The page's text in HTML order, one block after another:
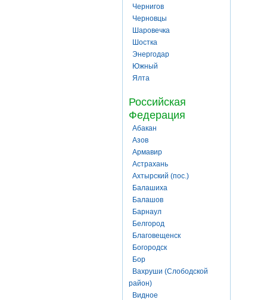
Чернигов
Черновцы
Шаровечка
Шостка
Энергодар
Южный
Ялта
Российская
Федерация
Абакан
Азов
Армавир
Астрахань
Ахтырский (пос.)
Балашиха
Балашов
Барнаул
Белгород
Благовещенск
Богородск
Бор
Вахруши (Слободской
район)
Видное